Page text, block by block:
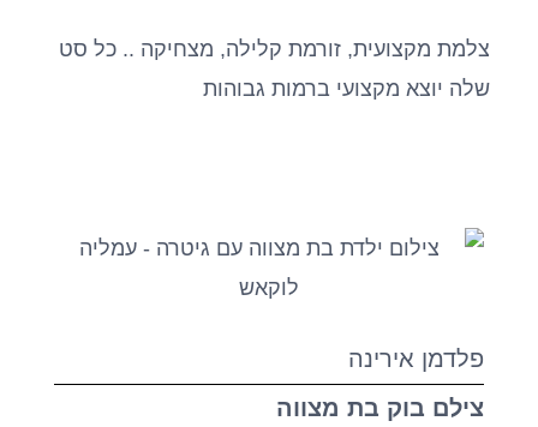
צלמת מקצועית, זורמת קלילה, מצחיקה .. כל סט
שלה יוצא מקצועי ברמות גבוהות
פלדמן אירינה
צילם בוק בת מצווה